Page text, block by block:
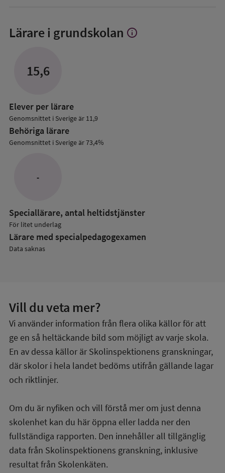
Lärare i grundskolan Visa
info
15,6
Elever per lärare
Genomsnittet i Sverige är 11,9
Behöriga lärare
Genomsnittet i Sverige är 73,4%
-
Speciallärare, antal heltidstjänster
För litet underlag
Lärare med specialpedagog­examen
Data saknas
Vill du veta mer?
Vi använder information från flera olika källor för att
ge en så heltäckande bild som möjligt av varje skola.
En av dessa källor är Skolinspektionens granskningar,
där skolor i hela landet bedöms utifrån gällande lagar
och riktlinjer.
Om du är nyfiken och vill förstå mer om just denna
skolenhet kan du här öppna eller ladda ner den
fullständiga rapporten. Den innehåller all tillgänglig
data från Skolinspektionens granskning, inklusive
resultat från Skolenkäten.